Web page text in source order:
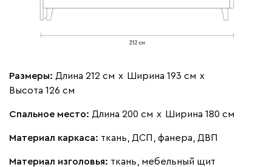
Размеры: Длина 212 см х Ширина 193 см х
Высота 126 см
Спальное место: Длина 200 см х Ширина 180 см
Материал каркаса: ткань, ДСП, фанера, ДВП
Материал изголовья: ткань, мебельный щит